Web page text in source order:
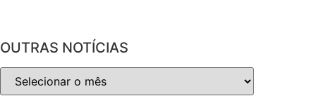
OUTRAS NOTÍCIAS